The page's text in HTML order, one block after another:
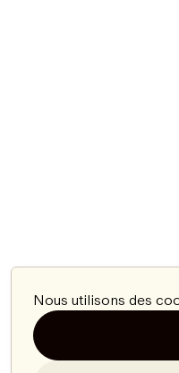
Nous utilisons des